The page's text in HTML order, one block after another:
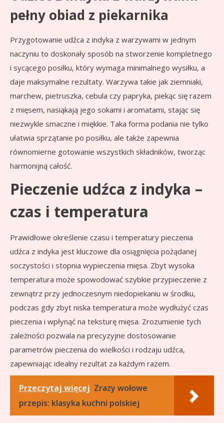
pełny obiad z piekarnika
Przygotowanie udźca z indyka z warzywami w jednym
naczyniu to doskonały sposób na stworzenie kompletnego
i sycącego posiłku, który wymaga minimalnego wysiłku, a
daje maksymalne rezultaty. Warzywa takie jak ziemniaki,
marchew, pietruszka, cebula czy papryka, piekąc się razem
z mięsem, nasiąkają jego sokami i aromatami, stając się
niezwykle smaczne i miękkie. Taka forma podania nie tylko
ułatwia sprzątanie po posiłku, ale także zapewnia
równomierne gotowanie wszystkich składników, tworząc
harmonijną całość.
Pieczenie udźca z indyka –
czas i temperatura
Prawidłowe określenie czasu i temperatury pieczenia
udźca z indyka jest kluczowe dla osiągnięcia pożądanej
soczystości i stopnia wypieczenia mięsa. Zbyt wysoka
temperatura może spowodować szybkie przypieczenie z
zewnątrz przy jednoczesnym niedopiekaniu w środku,
podczas gdy zbyt niska temperatura może wydłużyć czas
pieczenia i wpłynąć na teksturę mięsa. Zrozumienie tych
zależności pozwala na precyzyjne dostosowanie
parametrów pieczenia do wielkości i rodzaju udźca,
zapewniając idealny rezultat za każdym razem.
Przeczytaj więcej Zrazy wołowe
przepis: klasyka kuchni polskiej